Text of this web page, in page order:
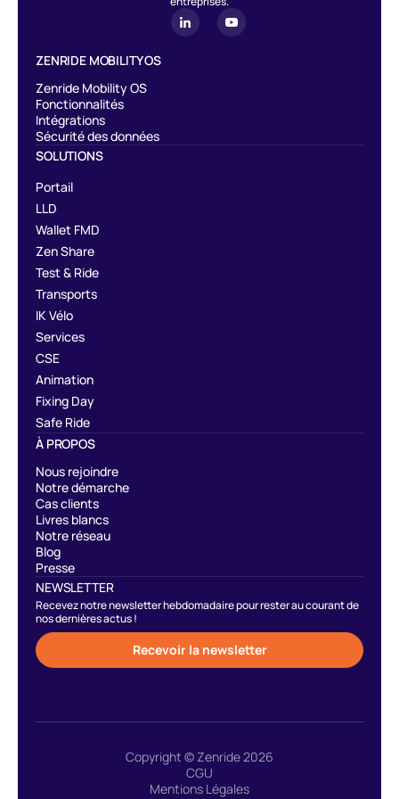
ZENRIDE MOBILITY OS
Zenride Mobility OS
Fonctionnalités
Intégrations
Sécurité des données
SOLUTIONS
Portail
LLD
Wallet FMD
Zen Share
Test & Ride
Transports
IK Vélo
Services
CSE
Animation
Fixing Day
Safe Ride
À PROPOS
Nous rejoindre
Notre démarche
Cas clients
Livres blancs
Notre réseau
Blog
Presse
NEWSLETTER
Recevez notre newsletter hebdomadaire pour rester au courant de
nos dernières actus !
Recevoir la newsletter
Copyright © Zenride 2026
CGU
Mentions Légales